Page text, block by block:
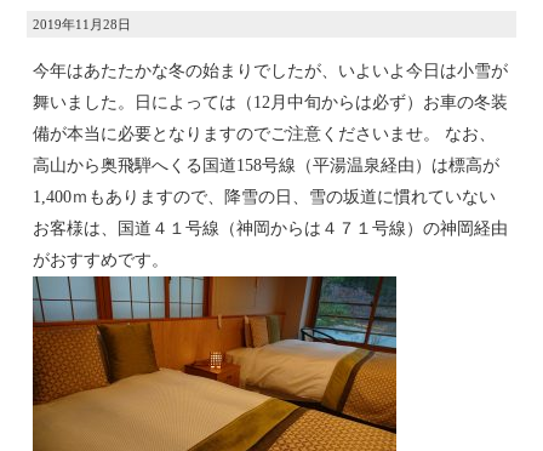
2019年11月28日
今年はあたたかな冬の始まりでしたが、いよいよ今日は小雪が
舞いました。日によっては（12月中旬からは必ず）お車の冬装
備が本当に必要となりますのでご注意くださいませ。 なお、
高山から奥飛騨へくる国道158号線（平湯温泉経由）は標高が
1,400ｍもありますので、降雪の日、雪の坂道に慣れていない
お客様は、国道４１号線（神岡からは４７１号線）の神岡経由
がおすすめです。